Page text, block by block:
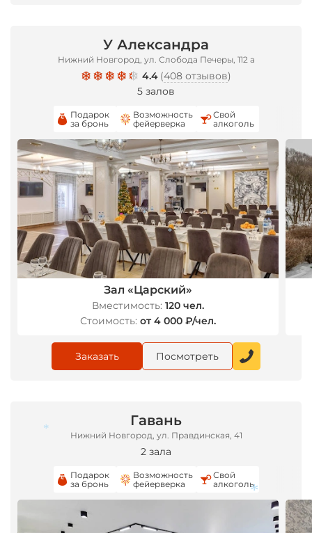
У Александра
Нижний Новгород, ул. Слобода Печеры, 112 а
4.4 (408 отзывов)
5 залов
Подарок
за бронь
Возможность
фейерверка
Свой
алкоголь
Зал «Царский»
Вместимость: 120 чел.
Стоимость: от 4 000 ₽/чел.
Заказать Посмотреть
Гавань
Нижний Новгород, ул. Правдинская, 41
2 зала
Подарок
за бронь
Возможность
фейерверка
Свой
алкоголь
*